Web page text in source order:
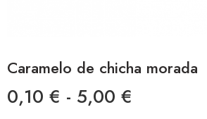
Caramelo de chicha morada
0,10 € - 5,00 €